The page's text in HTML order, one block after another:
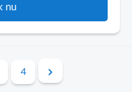
nu
4